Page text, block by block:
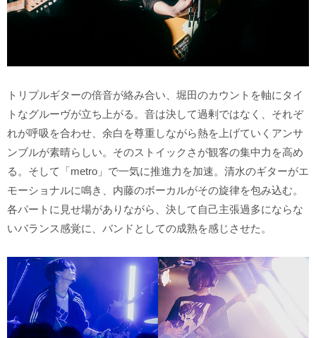
トリプルギターの倍音が絡み合い、堀田のカウントを軸にタイ
トなグルーヴが立ち上がる。音は決して過剰ではなく、それぞ
れが呼吸を合わせ、余白を尊重しながら熱を上げていくアンサ
ンブルが素晴らしい。そのストイックさが観客の集中力を高め
る。そして「metro」で一気に推進力を加速。清水のギターがエ
モーショナルに鳴き、内藤のボーカルがその旋律を包み込む。
各パートに見せ場がありながら、決して自己主張過多にならな
いバランス感覚に、バンドとしての成熟を感じさせた。